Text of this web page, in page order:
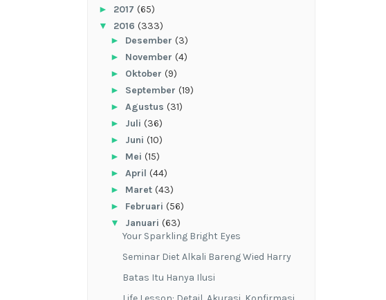
► 2017 (65)
▼ 2016 (333)
► Desember (3)
► November (4)
► Oktober (9)
► September (19)
► Agustus (31)
► Juli (36)
► Juni (10)
► Mei (15)
► April (44)
► Maret (43)
► Februari (56)
▼ Januari (63)
Your Sparkling Bright Eyes
Seminar Diet Alkali Bareng Wied Harry
Batas Itu Hanya Ilusi